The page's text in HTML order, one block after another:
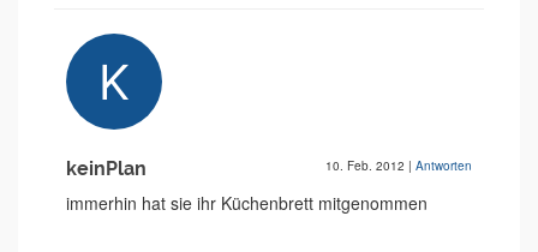
keinPlan 10. Feb. 2012 | Antworten
immerhin hat sie ihr Küchenbrett mitgenommen